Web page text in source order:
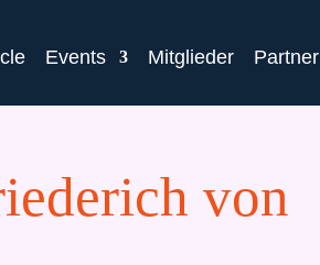
Events Mitglieder Partner
von